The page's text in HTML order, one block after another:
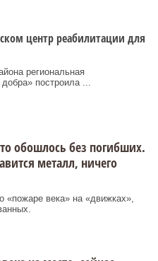
центр реабилитации для
региональная
построила ...
обошлось без погибших.
металл, ничего
века» на «движках»,